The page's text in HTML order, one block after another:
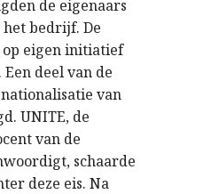
de eigenaars
bedrijf. De
eigen initiatief
deel van de
van
UNITE, de
van de
schaarde
deze eis. Na